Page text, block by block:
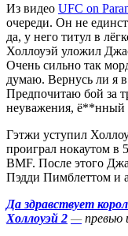
Из видео UFC on
очереди. Он не
да, у него титул в
Холлоуэй уложил
Очень сильно так
думаю. Вернусь ли я
Предпочитаю бой за
неуважения, ё**нный
Гэтжи уступил
проиграл нокаутом в
BMF. После этого
Пэдди Пимблеттом и
Да здравствует
Холлоуэй 2 —превью